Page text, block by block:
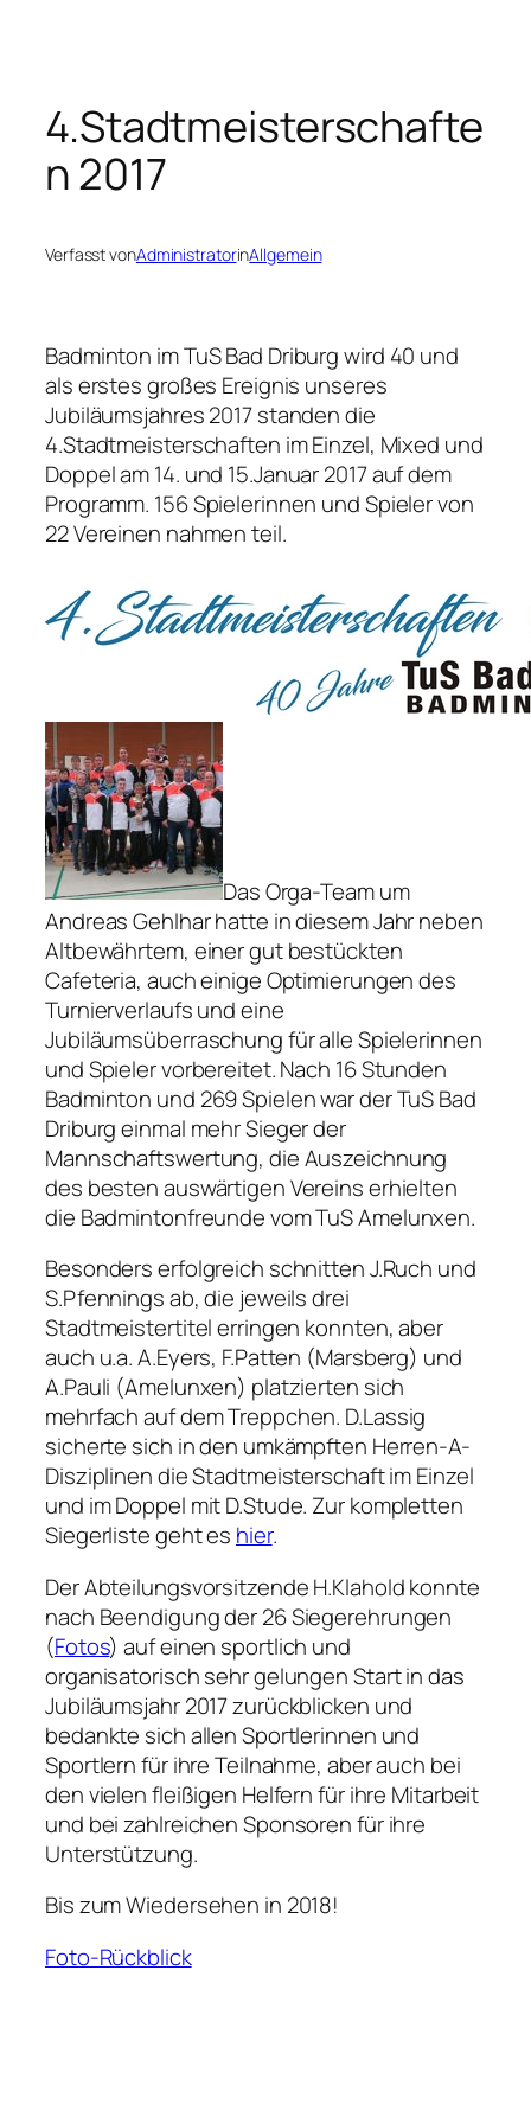
springen
4.Stadtmeisterschafte
n 2017
Verfasst vonAdministratorinAllgemein
Badminton im TuS Bad Driburg wird 40 und
als erstes großes Ereignis unseres
Jubiläumsjahres 2017 standen die
4.Stadtmeisterschaften im Einzel, Mixed und
Doppel am 14. und 15.Januar 2017 auf dem
Programm. 156 Spielerinnen und Spieler von
22 Vereinen nahmen teil.
Das Orga-Team um
Andreas Gehlhar hatte in diesem Jahr neben
Altbewährtem, einer gut bestückten
Cafeteria, auch einige Optimierungen des
Turnierverlaufs und eine
Jubiläumsüberraschung für alle Spielerinnen
und Spieler vorbereitet. Nach 16 Stunden
Badminton und 269 Spielen war der TuS Bad
Driburg einmal mehr Sieger der
Mannschaftswertung, die Auszeichnung
des besten auswärtigen Vereins erhielten
die Badmintonfreunde vom TuS Amelunxen.
Besonders erfolgreich schnitten J.Ruch und
S.Pfennings ab, die jeweils drei
Stadtmeistertitel erringen konnten, aber
auch u.a. A.Eyers, F.Patten (Marsberg) und
A.Pauli (Amelunxen) platzierten sich
mehrfach auf dem Treppchen. D.Lassig
sicherte sich in den umkämpften Herren-A-
Disziplinen die Stadtmeisterschaft im Einzel
und im Doppel mit D.Stude. Zur kompletten
Siegerliste geht es hier.
Der Abteilungsvorsitzende H.Klahold konnte
nach Beendigung der 26 Siegerehrungen
(Fotos) auf einen sportlich und
organisatorisch sehr gelungen Start in das
Jubiläumsjahr 2017 zurückblicken und
bedankte sich allen Sportlerinnen und
Sportlern für ihre Teilnahme, aber auch bei
den vielen fleißigen Helfern für ihre Mitarbeit
und bei zahlreichen Sponsoren für ihre
Unterstützung.
Bis zum Wiedersehen in 2018!
Foto-Rückblick